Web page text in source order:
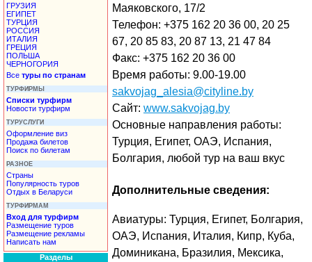
ГРУЗИЯ
ЕГИПЕТ
ТУРЦИЯ
РОССИЯ
ИТАЛИЯ
ГРЕЦИЯ
ПОЛЬША
ЧЕРНОГОРИЯ
Все туры по странам
ТУРФИРМЫ
Списки турфирм
Новости турфирм
ТУРУСЛУГИ
Оформление виз
Продажа билетов
Поиск по билетам
РАЗНОЕ
Страны
Популярность туров
Отдых в Беларуси
ТУРФИРМАМ
Вход для турфирм
Размещение туров
Размещение рекламы
Написать нам
Разделы
Маяковского, 17/2
Телефон: +375 162 20 36 00, 20 25
67, 20 85 83, 20 87 13, 21 47 84
Факс: +375 162 20 36 00
Время работы: 9.00-19.00
sakvojag_alesia@cityline.by
Сайт: www.sakvojag.by
Основные направления работы:
Турция, Египет, ОАЭ, Испания,
Болгария, любой тур на ваш вкус
Дополнительные сведения:
Авиатуры: Турция, Египет, Болгария,
ОАЭ, Испания, Италия, Кипр, Куба,
Доминикана, Бразилия, Мексика,